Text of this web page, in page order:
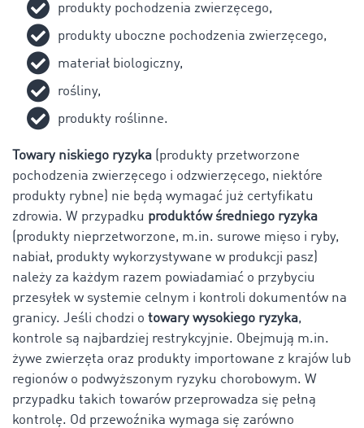
produkty pochodzenia zwierzęcego,
produkty uboczne pochodzenia zwierzęcego,
materiał biologiczny,
rośliny,
produkty roślinne.
Towary niskiego ryzyka (produkty przetworzone
pochodzenia zwierzęcego i odzwierzęcego, niektóre
produkty rybne) nie będą wymagać już certyfikatu
zdrowia. W przypadku produktów średniego ryzyka
(produkty nieprzetworzone, m.in. surowe mięso i ryby,
nabiał, produkty wykorzystywane w produkcji pasz)
należy za każdym razem powiadamiać o przybyciu
przesyłek w systemie celnym i kontroli dokumentów na
granicy. Jeśli chodzi o towary wysokiego ryzyka,
kontrole są najbardziej restrykcyjnie. Obejmują m.in.
żywe zwierzęta oraz produkty importowane z krajów lub
regionów o podwyższonym ryzyku chorobowym. W
przypadku takich towarów przeprowadza się pełną
kontrolę. Od przewoźnika wymaga się zarówno